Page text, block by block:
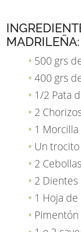
MADRILEÑA:
500 grs
400 grs
1/2 Pata
2
1
Un
2
2 Dientes
1 Hoja